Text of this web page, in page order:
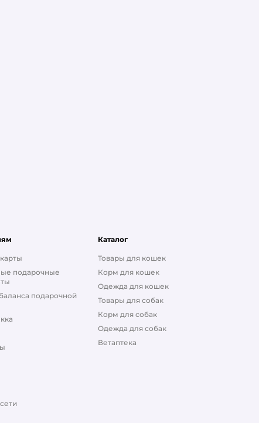
подарочные
подарочной
Каталог
Товары для кошек
Корм для кошек
Одежда для кошек
Товары для собак
Корм для собак
Одежда для собак
Ветаптека